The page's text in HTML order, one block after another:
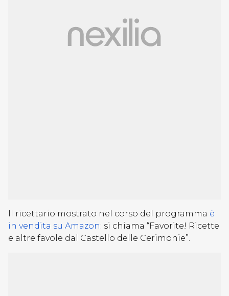
Il ricettario mostrato nel corso del programma è
in vendita su Amazon: si chiama “Favorite! Ricette
e altre favole dal Castello delle Cerimonie”.